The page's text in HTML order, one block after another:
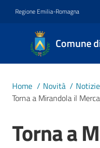
Regione Emilia-Romagna
Comune
Comune
di
Mirandola
1597
Amministrazione
Home / Novità / Notizie
Torna a Mirandola il
Salta al contenuto
Torna a